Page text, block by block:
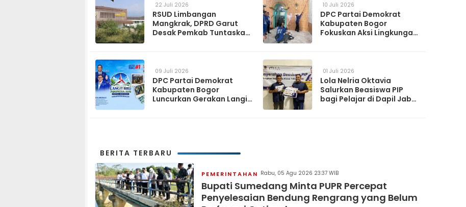
22 Juli 2026
RSUD Limbangan
Mangkrak, DPRD Garut
Desak Pemkab Tuntaskan
10 Juli 2026
DPC Partai Demokrat
Kabupaten Bogor
Fokuskan Aksi Lingkungan
09 Juli 2026
DPC Partai Demokrat
Kabupaten Bogor
Luncurkan Gerakan Langit
01 Juli 2026
Lola Nelria Oktavia
Salurkan Beasiswa PIP
bagi Pelajar di Dapil Jabar
BERITA TERBARU
PEMERINTAHAN Rabu, 05 Agu 2026 23:37 WIB
Bupati Sumedang Minta PUPR Percepat
Penyelesaian Bendung Rengrang yang Belum